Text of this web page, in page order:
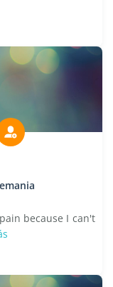
because I can't